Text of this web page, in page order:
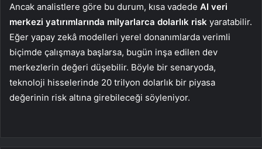
Ancak analistlere göre bu durum, kısa vadede AI veri
merkezi yatırımlarında milyarlarca dolarlık risk yaratabilir.
Eğer yapay zekâ modelleri yerel donanımlarda verimli
biçimde çalışmaya başlarsa, bugün inşa edilen dev
merkezlerin değeri düşebilir. Böyle bir senaryoda,
teknoloji hisselerinde 20 trilyon dolarlık bir piyasa
değerinin risk altına girebileceği söyleniyor.